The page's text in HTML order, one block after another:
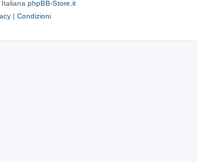
phpBB-Store.it
| Condizioni